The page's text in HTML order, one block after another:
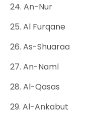
24. An-Nur
25. Al Furqane
26. As-Shuaraa
27. An-Naml
28. Al-Qasas
29. Al-Ankabut